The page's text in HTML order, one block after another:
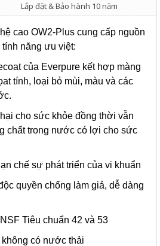
Lắp đặt & Bảo hành 10 năm
cao OW2-Plus cung cấp nguồn
năng ưu việt:
của Everpure kết hợp màng
tính, loại bỏ mùi, màu và các
cho sức khỏe đồng thời vẫn
chất trong nước có lợi cho sức
chế sự phát triển của vi khuẩn
quyền chống làm giả, dễ dàng
Tiêu chuẩn 42 và 53
có nước thải